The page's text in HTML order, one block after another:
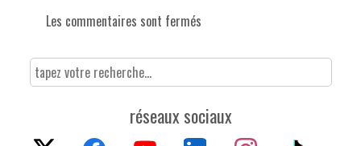
Les commentaires sont fermés
réseaux sociaux